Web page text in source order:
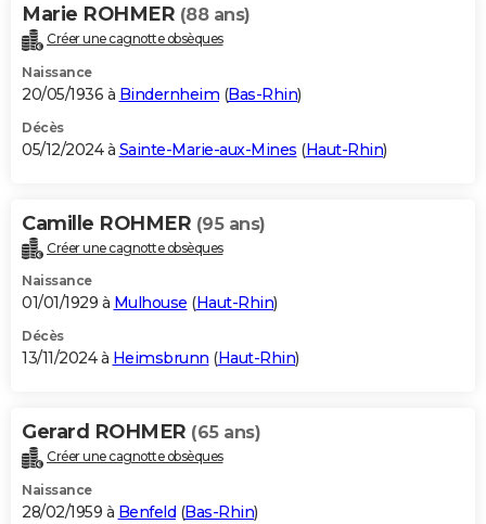
Marie ROHMER (88 ans)
Créer une cagnotte obsèques
Naissance
20/05/1936 à Bindernheim (Bas-Rhin)
Décès
05/12/2024 à Sainte-Marie-aux-Mines (Haut-Rhin)
Camille ROHMER (95 ans)
Créer une cagnotte obsèques
Naissance
01/01/1929 à Mulhouse (Haut-Rhin)
Décès
13/11/2024 à Heimsbrunn (Haut-Rhin)
Gerard ROHMER (65 ans)
Créer une cagnotte obsèques
Naissance
28/02/1959 à Benfeld (Bas-Rhin)